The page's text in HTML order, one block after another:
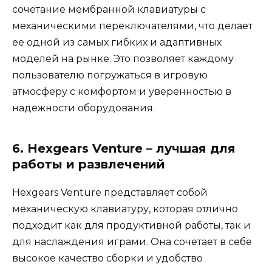
сочетание мембранной клавиатуры с
механическими переключателями, что делает
ее одной из самых гибких и адаптивных
моделей на рынке. Это позволяет каждому
пользователю погружаться в игровую
атмосферу с комфортом и уверенностью в
надежности оборудования.
6. Hexgears Venture – лучшая для
работы и развлечений
Hexgears Venture представляет собой
механическую клавиатуру, которая отлично
подходит как для продуктивной работы, так и
для наслаждения играми. Она сочетает в себе
высокое качество сборки и удобство